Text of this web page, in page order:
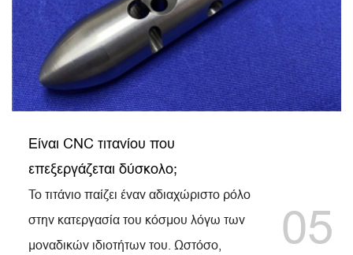
Είναι CNC τιτανίου που
επεξεργάζεται δύσκολο;
Το τιτάνιο παίζει έναν αδιαχώριστο ρόλο
στην κατεργασία του κόσμου λόγω των
μοναδικών ιδιοτήτων του. Ωστόσο,
05